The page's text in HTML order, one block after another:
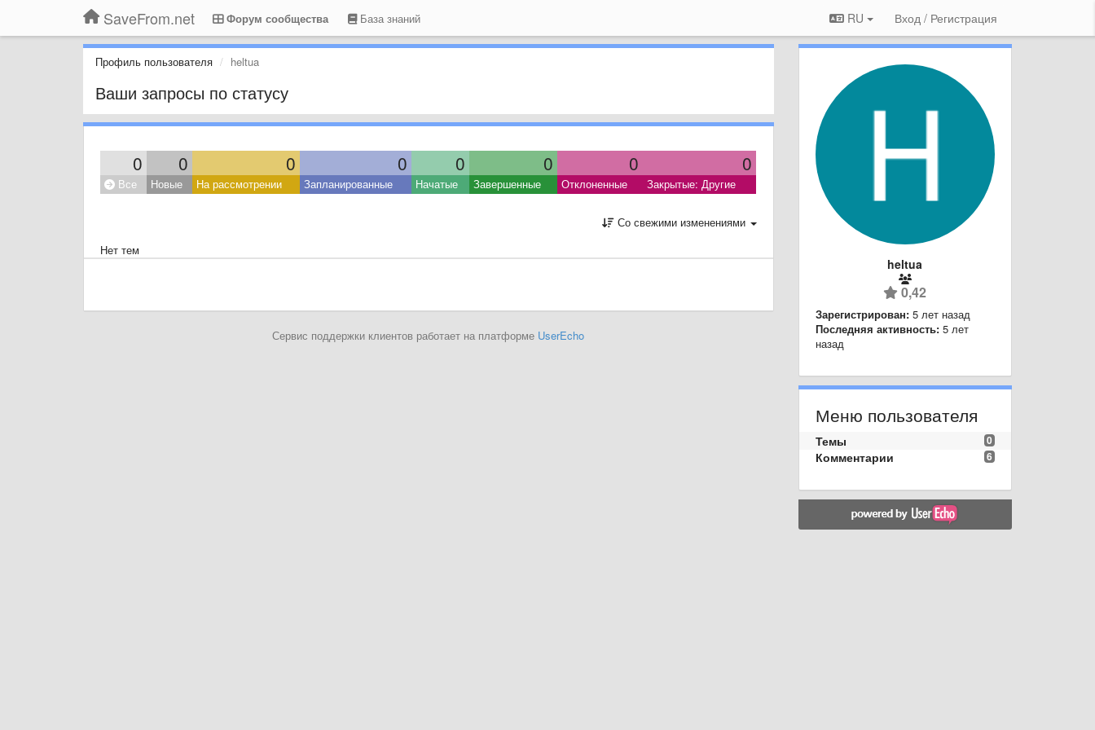
SaveFrom.net Форум сообщества База знаний RU Вход / Регистрация
Профиль пользователя heltua
Ваши запросы по статусу
0 0 0 0 0 0 0 0
Все Новые На рассмотрении Запланированные Начатые Завершенные Отклоненные Закрытые: Другие
Со свежими изменениями
Нет тем
Сервис поддержки клиентов работает на платформе UserEcho
heltua
0,42
Зарегистрирован: 5 лет назад
Последняя активность: 5 лет
назад
Меню пользователя
0
Темы
6
Комментарии